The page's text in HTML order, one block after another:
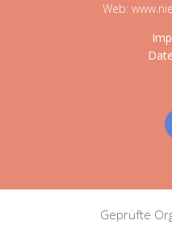
Web:
Geprüfte